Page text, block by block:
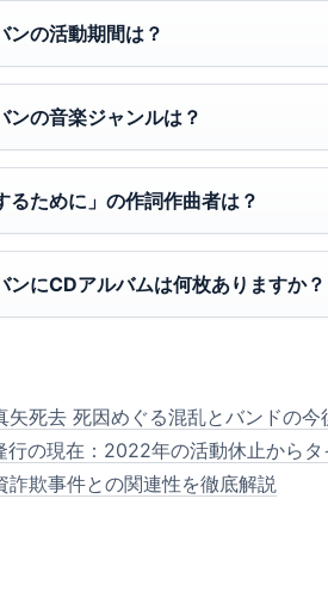
ンの活動期間は？
ンの音楽ジャンルは？
るために」の作詞作曲者は？
ンにCDアルバムは何枚ありますか？
矢死去 死因めぐる混乱とバンドの今
行の現在：2022年の活動休止から
詐欺事件との関連性を徹底解説